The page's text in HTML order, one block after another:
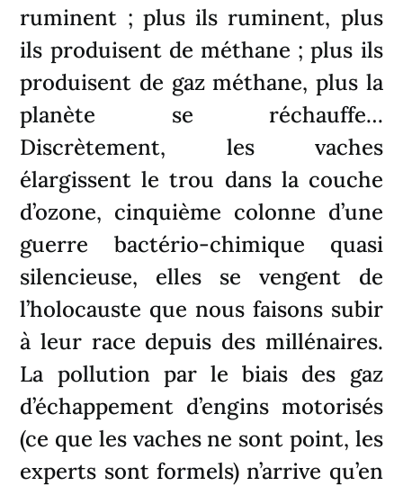
ruminent ; plus ils ruminent, plus
ils produisent de méthane ; plus ils
produisent de gaz méthane, plus la
planète se réchauffe…
Discrètement, les vaches
élargissent le trou dans la couche
d’ozone, cinquième colonne d’une
guerre bactério-chimique quasi
silencieuse, elles se vengent de
l’holocauste que nous faisons subir
à leur race depuis des millénaires.
La pollution par le biais des gaz
d’échappement d’engins motorisés
(ce que les vaches ne sont point, les
experts sont formels) n’arrive qu’en